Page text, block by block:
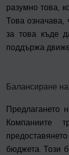
разумно това,
Това означава,
за това къде
поддържа
Балансиране на
Предлагането
Компаниите
бюджета. Този